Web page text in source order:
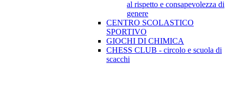
al rispetto e consapevolezza di
genere
CENTRO SCOLASTICO
SPORTIVO
GIOCHI DI CHIMICA
CHESS CLUB - circolo e scuola di
scacchi